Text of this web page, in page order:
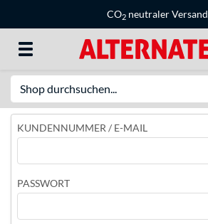
CO2 neutraler Versand
KUNDENNUMMER / E-MAIL
PASSWORT